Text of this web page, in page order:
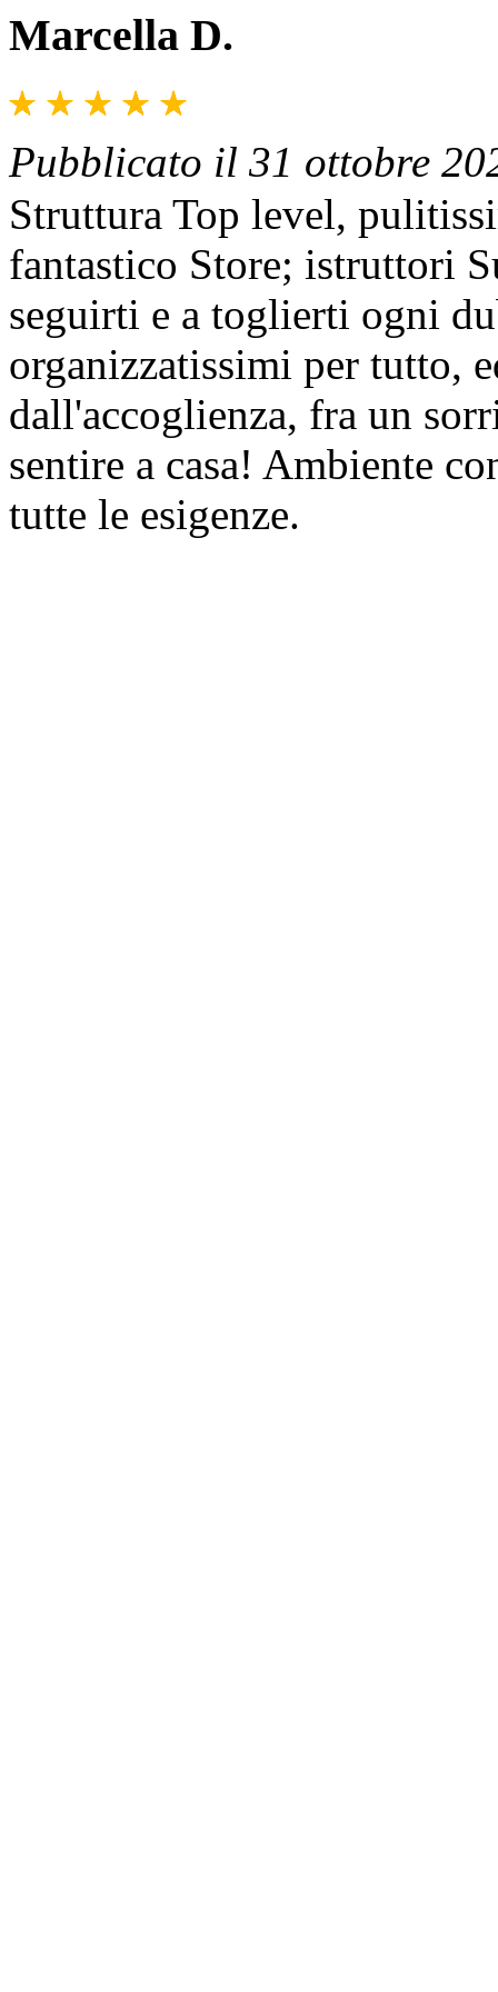
Marcella D.
Pubblicato il 31 ottobre
Struttura Top level,
fantastico Store; istruttori
seguirti e a toglierti ogni
organizzatissimi per tutto,
dall'accoglienza, fra un
sentire a casa! Ambiente
tutte le esigenze.